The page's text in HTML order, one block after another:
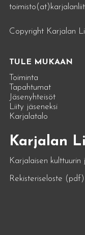
Copyright Karjalan
TULE MUKAAN
Toiminta
Tapahtumat
Jäsenyhteisöt
Liity jäseneksi
Karjalatalo
Karjalan
Karjalaisen
Rekisteriseloste (pdf)